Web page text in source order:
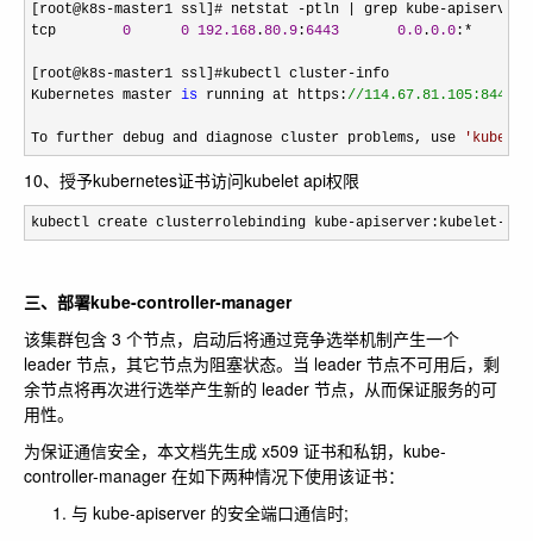
[root@k8s-master1 ssl]# netstat -ptln | grep kube-apiserve
tcp 0 0 192.168 .80.9 : 6443 0.0 .0.0 :*
[root@k8s-master1 ssl]#kubectl cluster-info
Kubernetes master is running at https://114.67.81.105:8443
To further debug and diagnose cluster problems, use '
10、授予kubernetes证书访问kubelet api权限
kubectl create clusterrolebinding kube-apiserver:kubelet-
三、部署kube-controller-manager
该集群包含 3 个节点，启动后将通过竞争选举机制产生一个
leader 节点，其它节点为阻塞状态。当 leader 节点不可用后，剩
余节点将再次进行选举产生新的 leader 节点，从而保证服务的可
用性。
为保证通信安全，本文档先生成 x509 证书和私钥，kube-
controller-manager 在如下两种情况下使用该证书：
与 kube-apiserver 的安全端口通信时;